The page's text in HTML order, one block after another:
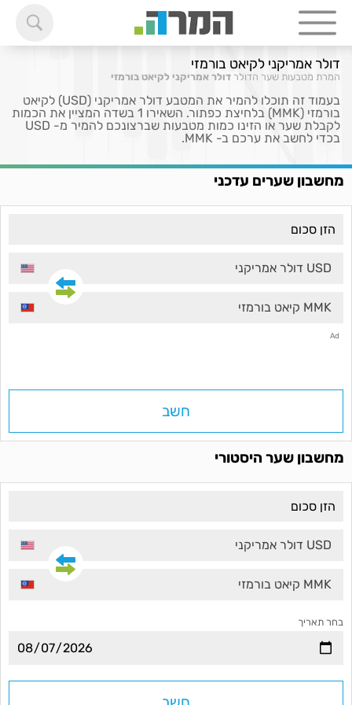
דולר אמריקני לקיאט בורמזי
המרת מטבעות שער הדולר דולר אמריקני לקיאט בורמזי
בעמוד זה תוכלו להמיר את המטבע דולר אמריקני (USD) לקיאט
בורמזי (MMK) בלחיצת כפתור. השאירו 1 בשדה המציין את הכמות
לקבלת שער או הזינו כמות מטבעות שברצונכם להמיר מ- USD
בכדי לחשב את ערכם ב- MMK.
מחשבון שערים עדכני
USD דולר אמריקני
MMK קיאט בורמזי
Ad
חשב
מחשבון שער היסטורי
USD דולר אמריקני
MMK קיאט בורמזי
בחר תאריך